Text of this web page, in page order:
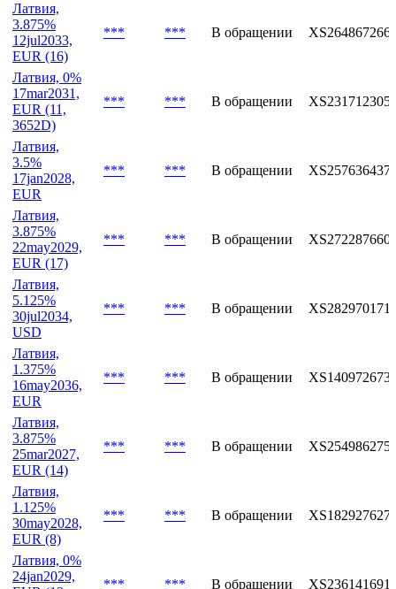
Латвия,
3.875%
12jul2033,
EUR (16)
*** *** В обращении
Латвия, 0%
17mar2031,
EUR (11,
3652D)
*** *** В обращении
Латвия,
3.5%
17jan2028,
EUR
*** *** В обращении
Латвия,
3.875%
22may2029,
EUR (17)
*** *** В обращении
Латвия,
5.125%
30jul2034,
USD
*** *** В обращении
Латвия,
1.375%
16may2036,
EUR
*** *** В обращении
Латвия,
3.875%
25mar2027,
EUR (14)
*** *** В обращении
Латвия,
1.125%
30may2028,
EUR (8)
*** *** В обращении
Латвия, 0%
24jan2029,
*** *** В обращении